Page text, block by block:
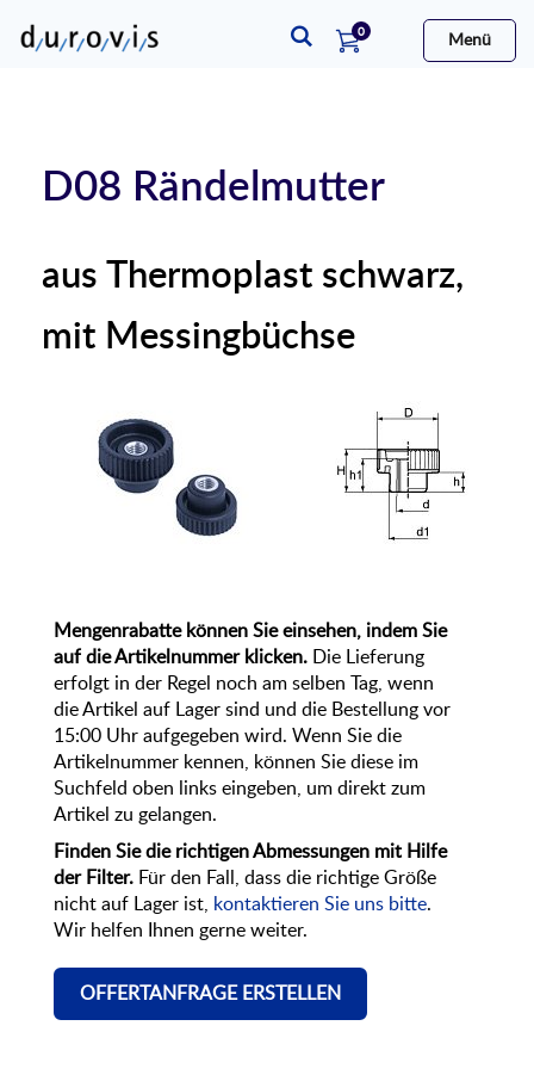
0Artikel
Menü
D08 Rändelmutter
aus Thermoplast schwarz,
mit Messingbüchse
Mengenrabatte können Sie einsehen, indem Sie
auf die Artikelnummer klicken.
Die Lieferung
erfolgt in der Regel noch am selben Tag, wenn
die Artikel auf Lager sind und die Bestellung vor
15:00 Uhr aufgegeben wird. Wenn Sie die
Artikelnummer kennen, können Sie diese im
Suchfeld oben links eingeben, um direkt zum
Artikel zu gelangen.
Finden Sie die richtigen Abmessungen mit Hilfe
der Filter. Für den Fall, dass die richtige Größe
nicht auf Lager ist,
kontaktieren Sie uns bitte.
Wir helfen Ihnen gerne weiter.
OFFERTANFRAGE ERSTELLEN